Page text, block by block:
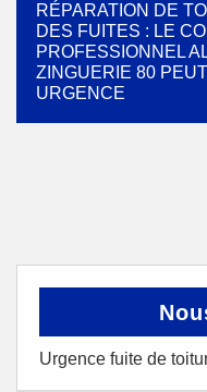
RÉPARATION DE
DES FUITES : LE
PROFESSIONNEL
ZINGUERIE 80
URGENCE
Urgence fuite de